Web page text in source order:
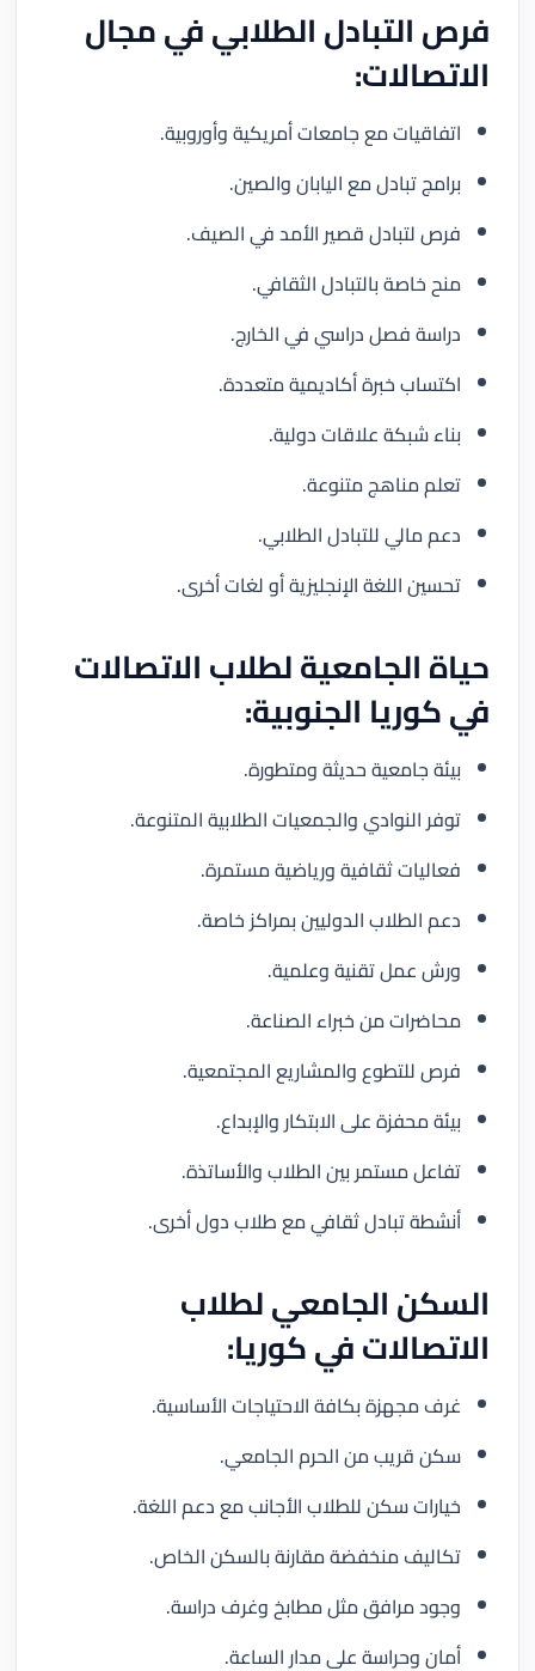
فرص التبادل الطلابي في مجال
الاتصالات:
اتفاقيات مع جامعات أمريكية وأوروبية.
برامج تبادل مع اليابان والصين.
فرص لتبادل قصير الأمد في الصيف.
منح خاصة بالتبادل الثقافي.
دراسة فصل دراسي في الخارج.
اكتساب خبرة أكاديمية متعددة.
بناء شبكة علاقات دولية.
تعلم مناهج متنوعة.
دعم مالي للتبادل الطلابي.
تحسين اللغة الإنجليزية أو لغات أخرى.
حياة الجامعية لطلاب الاتصالات
في كوريا الجنوبية:
بيئة جامعية حديثة ومتطورة.
توفر النوادي والجمعيات الطلابية المتنوعة.
فعاليات ثقافية ورياضية مستمرة.
دعم الطلاب الدوليين بمراكز خاصة.
ورش عمل تقنية وعلمية.
محاضرات من خبراء الصناعة.
فرص للتطوع والمشاريع المجتمعية.
بيئة محفزة على الابتكار والإبداع.
تفاعل مستمر بين الطلاب والأساتذة.
أنشطة تبادل ثقافي مع طلاب دول أخرى.
السكن الجامعي لطلاب
الاتصالات في كوريا:
غرف مجهزة بكافة الاحتياجات الأساسية.
سكن قريب من الحرم الجامعي.
خيارات سكن للطلاب الأجانب مع دعم اللغة.
تكاليف منخفضة مقارنة بالسكن الخاص.
وجود مرافق مثل مطابخ وغرف دراسة.
أمان وحراسة على مدار الساعة.